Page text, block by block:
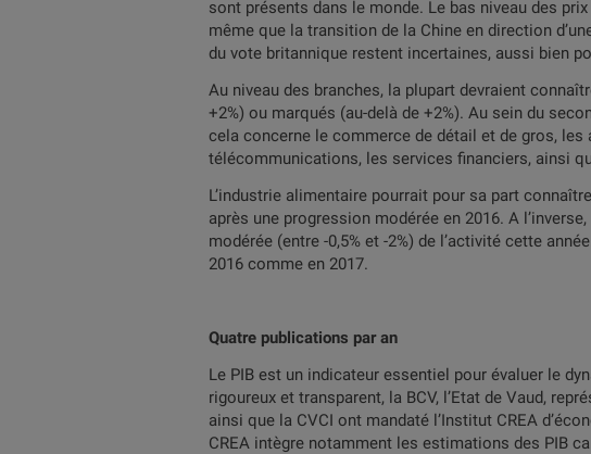
sont présents dans le monde. Le bas niveau des
même que la transition de la Chine en direction
du vote britannique restent incertaines, aussi bien
Au niveau des branches, la plupart devraient
+2%) ou marqués (au-delà de +2%). Au sein du
cela concerne le commerce de détail et de gros,
télécommunications, les services financiers, ainsi
L’industrie alimentaire pourrait pour sa part
après une progression modérée en 2016. A
modérée (entre -0,5% et -2%) de l’activité cette
2016 comme en 2017.
Quatre publications par an
Le PIB est un indicateur essentiel pour évaluer le
rigoureux et transparent, la BCV, l’Etat de Vaud,
ainsi que la CVCI ont mandaté l’Institut CREA
CREA intègre notamment les estimations des PIB